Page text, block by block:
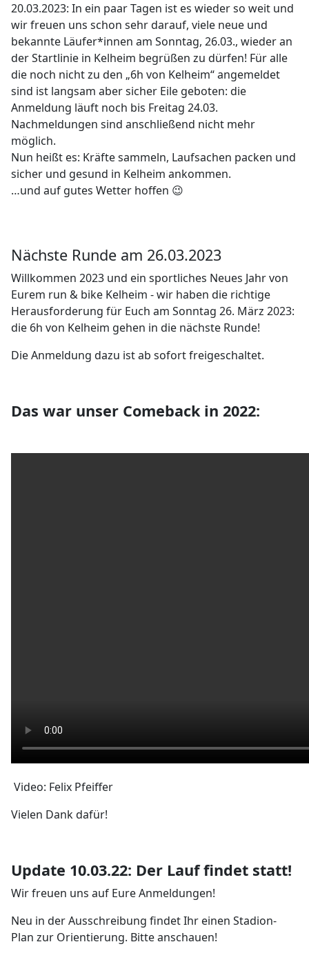
20.03.2023: In ein paar Tagen ist es wieder so weit und
wir freuen uns schon sehr darauf, viele neue und
bekannte Läufer*innen am Sonntag, 26.03., wieder an
der Startlinie in Kelheim begrüßen zu dürfen! Für alle
die noch nicht zu den „6h von Kelheim“ angemeldet
sind ist langsam aber sicher Eile geboten: die
Anmeldung läuft noch bis Freitag 24.03.
Nachmeldungen sind anschließend nicht mehr
möglich.
Nun heißt es: Kräfte sammeln, Laufsachen packen und
sicher und gesund in Kelheim ankommen.
…und auf gutes Wetter hoffen 😉
Nächste Runde am 26.03.2023
Willkommen 2023 und ein sportliches Neues Jahr von
Eurem run & bike Kelheim - wir haben die richtige
Herausforderung für Euch am Sonntag 26. März 2023:
die 6h von Kelheim gehen in die nächste Runde!
Die Anmeldung dazu ist ab sofort freigeschaltet.
Das war unser Comeback in 2022:
Video: Felix Pfeiffer
Vielen Dank dafür!
Update 10.03.22: Der Lauf findet statt!
Wir freuen uns auf Eure Anmeldungen!
Neu in der Ausschreibung findet Ihr einen Stadion-
Plan zur Orientierung. Bitte anschauen!